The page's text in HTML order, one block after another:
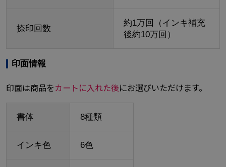
捺印回数
約1万回（インキ補充
後約10万回）
印面情報
印面は商品をカートに入れた後にお選びいただけます。
書体 8種類
インキ色 6色